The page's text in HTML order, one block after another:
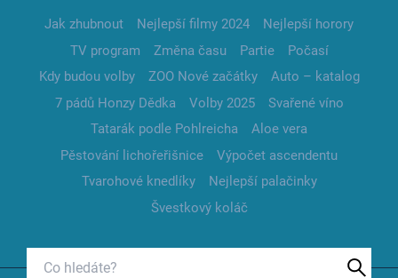
Jak zhubnout Nejlepší filmy 2024
Nejlepší horory
TV program
Změna času Partie
Počasí
Kdy budou volby
ZOO Nové začátky
Auto – katalog
7 pádů Honzy Dědka
Volby 2025
Svařené víno
Tatarák podle Pohlreicha
Aloe vera
Pěstování lichořeřišnice
Výpočet ascendentu
Tvarohové knedlíky
Nejlepší palačinky
Švestkový koláč